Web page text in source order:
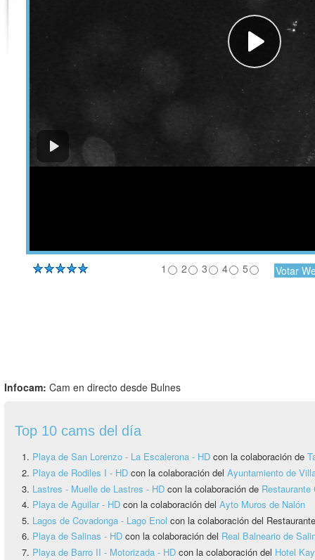
1 2 3 4 5
Infocam: Cam en directo desde Bulnes
Top 10 cams del día
Playa de San Lorenzo - La Escalerona - HD con la colaboración de
Playa de Rodiles I - HD con la colaboración del Ayuntamiento de
Lastres - Muelle de Lastres - HD con la colaboración de
Playa de Aguilar - HD con la colaboración del Ayto Muros de Nalón
Lagos de Covadonga - Lago Enol con la colaboración del
Playa de Salinas - HD con la colaboración del Real Balneario de
Playa de Barro II - Motorizada - HD con la colaboración del Hotel